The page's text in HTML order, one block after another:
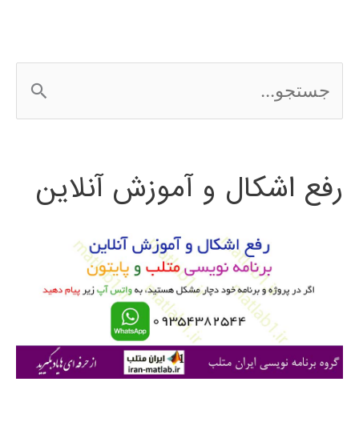
س
ج
ی
رفع اشکال و آموزش آنلاین